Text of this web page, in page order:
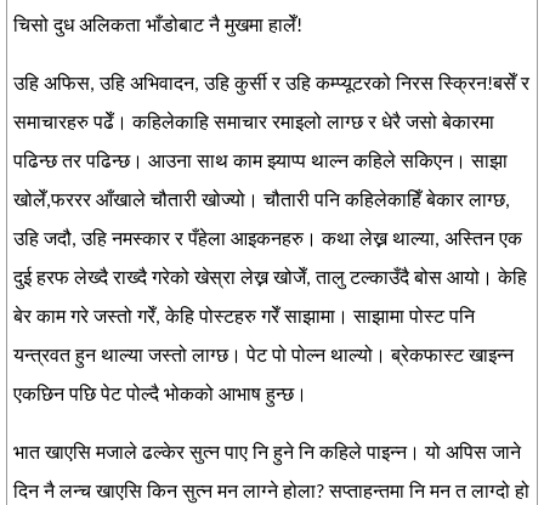
चिसो दुध अलिकता भाँडोबाट नै मुखमा हालेँ!
उहि अफिस, उहि अभिवादन, उहि कुर्सी र उहि कम्प्यूटरको निरस स्क्रिन!बसेँ र
समाचारहरु पढेँ। कहिलेकाहि समाचार रमाइलो लाग्छ र धेरै जसो बेकारमा
पढिन्छ तर पढिन्छ। आउना साथ काम झ्याप्प थाल्न कहिले सकिएन। साझा
खोलेँ,फररर आँखाले चौतारी खोज्यो। चौतारी पनि कहिलेकाहिँ बेकार लाग्छ,
उहि जदौ, उहि नमस्कार र पँहेला आइकनहरु। कथा लेख्न थाल्या, अस्तिन एक
दुई हरफ लेख्दै राख्दै गरेको खेस्रा लेख्न खोजेँ, तालु टल्काउँदै बोस आयो। केहि
बेर काम गरे जस्तो गरेँ, केहि पोस्टहरु गरेँ साझामा। साझामा पोस्ट पनि
यन्त्रवत हुन थाल्या जस्तो लाग्छ। पेट पो पोल्न थाल्यो। ब्रेकफास्ट खाइन्न
एकछिन पछि पेट पोल्दै भोकको आभाष हुन्छ।
भात खाएसि मजाले ढल्केर सुत्न पाए नि हुने नि कहिले पाइन्न। यो अपिस जाने
दिन नै लन्च खाएसि किन सुत्न मन लाग्ने होला? सप्ताहन्तमा नि मन त लाग्दो हो